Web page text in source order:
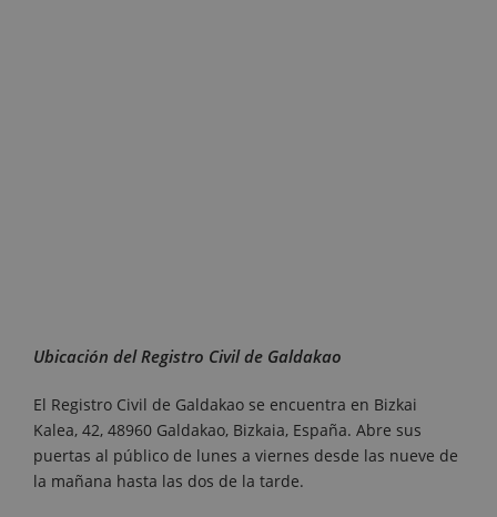
Ubicación del Registro Civil de Galdakao
El Registro Civil de Galdakao se encuentra en Bizkai
Kalea, 42, 48960 Galdakao, Bizkaia, España. Abre sus
puertas al público de lunes a viernes desde las nueve de
la mañana hasta las dos de la tarde.